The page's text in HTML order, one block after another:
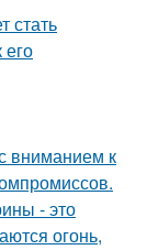
стать
вниманием к
- это
огонь,